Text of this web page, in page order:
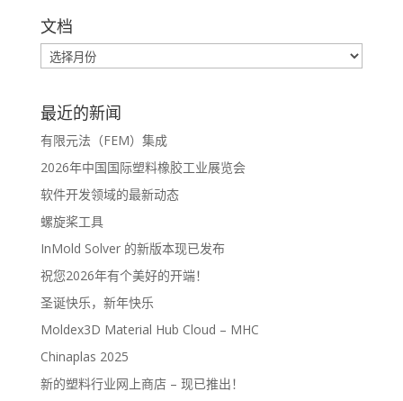
文档
最近的新闻
有限元法（FEM）集成
2026年中国国际塑料橡胶工业展览会
软件开发领域的最新动态
螺旋桨工具
InMold Solver 的新版本现已发布
祝您2026年有个美好的开端！
圣诞快乐，新年快乐
Moldex3D Material Hub Cloud – MHC
Chinaplas 2025
新的塑料行业网上商店 – 现已推出！